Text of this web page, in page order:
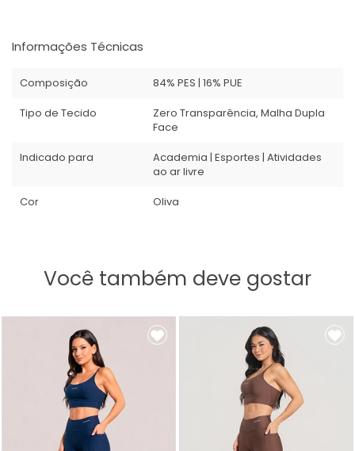
Informações Técnicas
Composição
84% PES | 16% PUE
Tipo de Tecido
Zero Transparência, Malha Dupla
Face
Indicado para
Academia | Esportes | Atividades
ao ar livre
Cor
Oliva
Você também deve gostar